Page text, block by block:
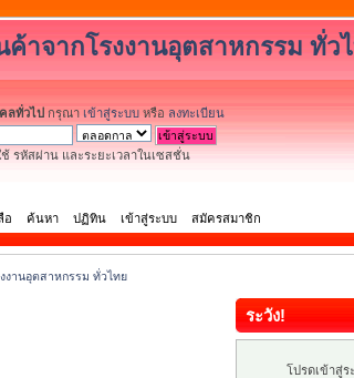
าจากโรงงานอุตสาหกรรม ทั่ว
ลทั่วไป กรุณา เข้าสู่ระบบ หรือ ลงทะเบียน
รหัสผ่าน และระยะเวลาในเซสชั่น
อ ค้นหา ปฏิทิน เข้าสู่ระบบ สมัครสมาชิก
งานอุตสาหกรรม ทั่วไทย
ระวัง!
โปรดเข้าสู่ร